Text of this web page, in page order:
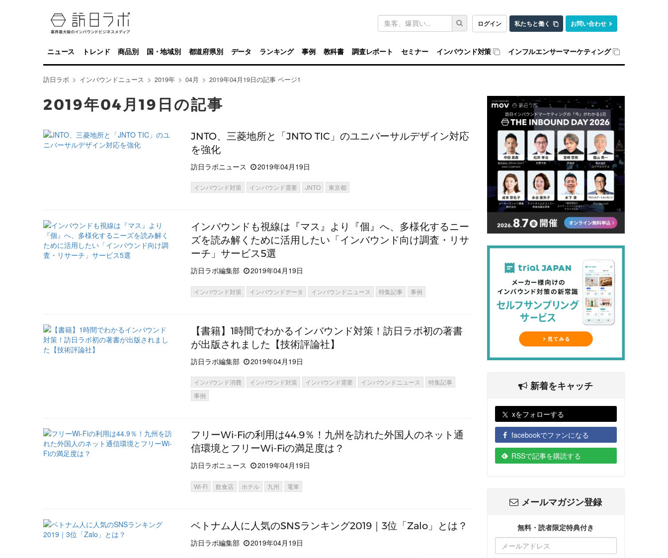
ログイン 私たちと働く お問い合わせ
キ
ワ
ド
検
索
ニュース トレンド 商品別 国・地域別 都道府県別 データ ランキング 事例 教科書 調査レポート セミナー インバウンド対策 インフルエンサーマーケティング
訪日ラボ インバウンドニュース 2019年 04月 2019年04月19日の記事 ページ1
2019年04月19日の記事
JNTO、三菱地所と「JNTO TIC」のユニバーサルデザイン対応
を強化
訪日ラボニュース 2019年04月19日
インバウンド対策 インバウンド需要 JNTO 東京都
インバウンドも視線は『マス』より『個』へ、多様化するニー
ズを読み解くために活用したい「インバウンド向け調査・リサ
ーチ」サービス5選
訪日ラボ編集部 2019年04月19日
インバウンド対策 インバウンドデータ インバウンドニュース 特集記事 事例
【書籍】1時間でわかるインバウンド対策！訪日ラボ初の著書
が出版されました【技術評論社】
訪日ラボ編集部 2019年04月19日
インバウンド消費 インバウンド対策 インバウンド需要 インバウンドニュース
特集記事
事例
フリーWi-Fiの利用は44.9％！九州を訪れた外国人のネット通
信環境とフリーWi-Fiの満足度は？
訪日ラボニュース 2019年04月19日
Wi-Fi 飲食店 ホテル 九州 電車
ベトナム人に人気のSNSランキング2019｜3位「Zalo」とは？
訪日ラボ編集部 2019年04月19日
新着をキャッチ
xをフォローする
facebookでファンになる
RSSで記事を購読する
メールマガジン登録
無料・読者限定特典付き